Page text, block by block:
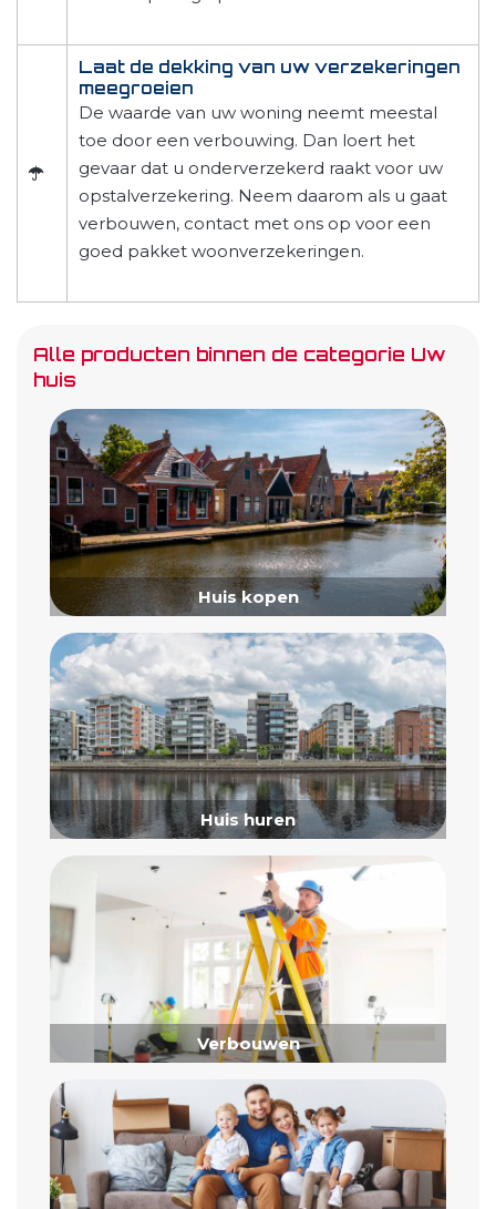
Laat de dekking van uw verzekeringen
meegroeien
De waarde van uw woning neemt meestal
toe door een verbouwing. Dan loert het
gevaar dat u onderverzekerd raakt voor uw
opstalverzekering. Neem daarom als u gaat
verbouwen, contact met ons op voor een
goed pakket woonverzekeringen.
Alle producten binnen de categorie Uw
huis
Huis kopen
Huis huren
Verbouwen